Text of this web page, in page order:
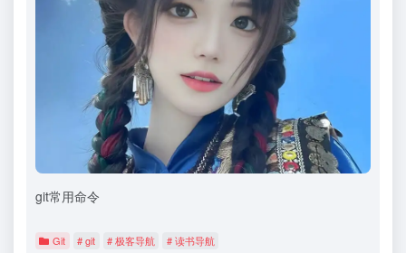
git常用命令
Git # git # 极客导航 # 读书导航